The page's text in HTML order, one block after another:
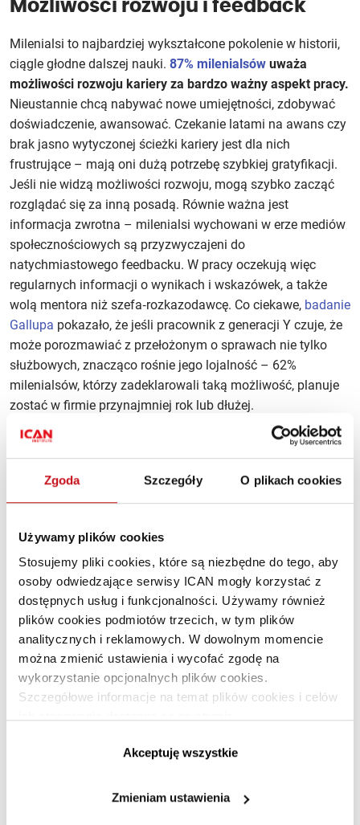
Zgoda Szczegóły O plikach cookies
Używamy plików cookies
Stosujemy pliki cookies, które są niezbędne do tego, aby
osoby odwiedzające serwisy ICAN mogły korzystać z
dostępnych usług i funkcjonalności. Używamy również
plików cookies podmiotów trzecich, w tym plików
analitycznych i reklamowych. W dowolnym momencie
można zmienić ustawienia i wycofać zgodę na
wykorzystanie opcjonalnych plików cookies.
Szczegółowe informacje na temat plików cookies i celów
Akceptuję wszystkie
Zmieniam ustawienia
Możliwości rozwoju i feedback
Milenialsi to najbardziej wykształcone pokolenie w historii,
ciągle głodne dalszej nauki. 87% milenialsów uważa
możliwości rozwoju kariery za bardzo ważny aspekt pracy.
Nieustannie chcą nabywać nowe umiejętności, zdobywać
doświadczenie, awansować. Czekanie latami na awans czy
brak jasno wytyczonej ścieżki kariery jest dla nich
frustrujące – mają oni dużą potrzebę szybkiej gratyfikacji.
Jeśli nie widzą możliwości rozwoju, mogą szybko zacząć
rozglądać się za inną posadą. Równie ważna jest
informacja zwrotna – milenialsi wychowani w erze mediów
społecznościowych są przyzwyczajeni do
natychmiastowego feedbacku. W pracy oczekują więc
regularnych informacji o wynikach i wskazówek, a także
wolą mentora niż szefa‑rozkazodawcę. Co ciekawe, badanie
Gallupa pokazało, że jeśli pracownik z generacji Y czuje, że
może porozmawiać z przełożonym o sprawach nie tylko
służbowych, znacząco rośnie jego lojalność – 62%
milenialsów, którzy zadeklarowali taką możliwość, planuje
zostać w firmie przynajmniej rok lub dłużej.
Work‑life balance i elastyczność
rodziców (często workaholiców z pokolenia X)
zdecydowanie nie chcą powtarzać tego schematu. Cenią
elastyczne godziny pracy, możliwość pracy zdalnej i ogólnie
kulturę organizacyjną, która szanuje ich czas wolny.
Wellbeing psychiczny i fizyczny jest dla nich bardzo istotny,
dlatego zwracają uwagę na to, czy firma np. wspiera zdrowy
tryb życia, oferuje urlopy zdrowotne czy programy wsparcia
psychologicznego. W miejscu pracy preferują atmosferę
prędzej odejdą z pracy, niż podporządkują się “starym”
i dostosowują warunki zatrudnienia do oczekiwań